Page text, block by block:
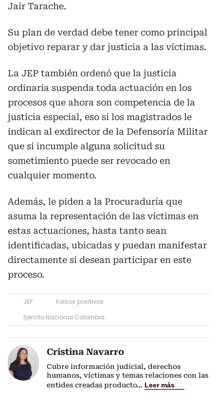
Jair Tarache.
Su plan de verdad debe tener como principal
objetivo reparar y dar justicia a las víctimas.
La JEP también ordenó que la justicia
ordinaria suspenda toda actuación en los
procesos que ahora son competencia de la
justicia especial, eso si los magistrados le
indican al exdirector de la Defensoría Militar
que si incumple alguna solicitud su
sometimiento puede ser revocado en
cualquier momento.
Además, le piden a la Procuraduría que
asuma la representación de las víctimas en
estas actuaciones, hasta tanto sean
identificadas, ubicadas y puedan manifestar
directamente si desean participar en este
proceso.
JEP
Falsos positivos
Ejército Nacional Colombia
Cristina Navarro
Cubre información judicial, derechos
humanos, víctimas y temas relaciones con las
entides creadas producto... Leer más